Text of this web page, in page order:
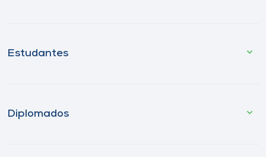
Estudantes
Diplomados